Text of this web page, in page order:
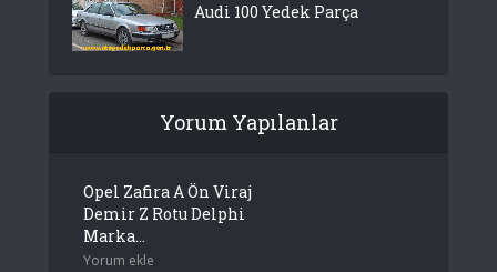
Audi 100 Yedek Parça
Yorum Yapılanlar
Opel Zafira A Ön Viraj
Demir Z Rotu Delphi
Marka...
Yorum ekle